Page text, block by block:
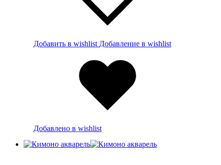
Добавить в wishlist Добавление в wishlist
Добавлено в wishlist